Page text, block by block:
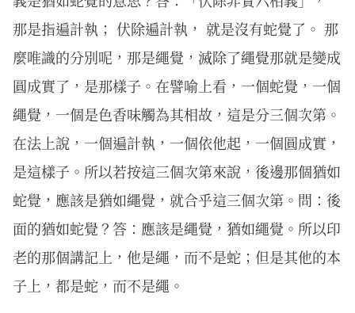
那是指遍計執； 伏除遍計執， 就是沒有蛇覺了。 那
麼唯識的分別呢，那是繩覺，滅除了繩覺那就是變成
圓成實了，是那樣子。在譬喻上看，一個蛇覺，一個
繩覺，一個是色香味觸為其相故，這是分三個次第。
在法上說，一個遍計執，一個依他起，一個圓成實，
是這樣子。所以若按這三個次第來說，後邊那個猶如
蛇覺，應該是猶如繩覺，就合乎這三個次第。問：後
面的猶如蛇覺？答：應該是繩覺，猶如繩覺。所以印
老的那個講記上，他是繩，而不是蛇；但是其他的本
子上，都是蛇，而不是繩。